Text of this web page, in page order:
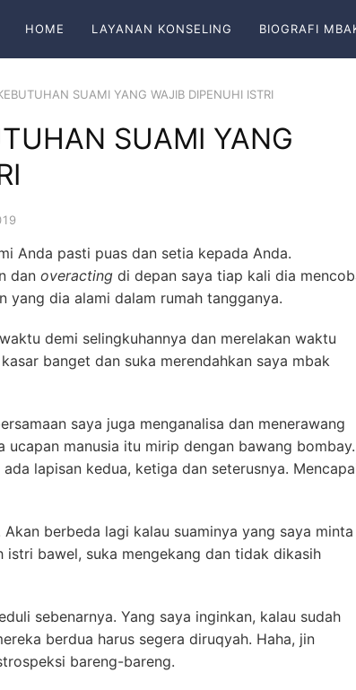
HOME LAYANAN KONSELING BIOGRAFI
SUAMI YANG WAJIB DIPENUHI ISTRI
SUAMI YANG
Anda pasti puas dan setia kepada Anda.
dan overacting di depan saya tiap kali dia
yang dia alami dalam rumah tangganya.
demi selingkuhannya dan merelakan waktu
banget dan suka merendahkan saya mbak
saya juga menganalisa dan menerawang
ucapan manusia itu mirip dengan bawang bombay.
lapisan kedua, ketiga dan seterusnya.
berbeda lagi kalau suaminya yang saya minta
istri bawel, suka mengekang dan tidak dikasih
sebenarnya. Yang saya inginkan, kalau sudah
berdua harus segera diruqyah. Haha, jin
bareng-bareng.